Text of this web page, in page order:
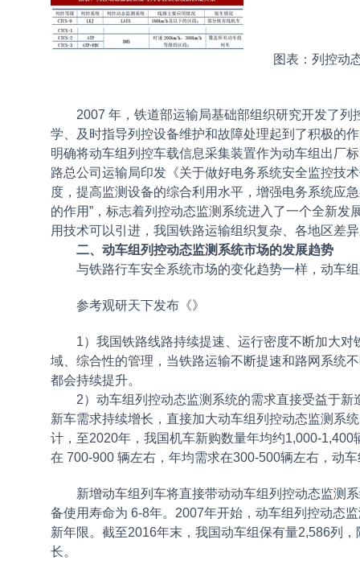
图表：列控动
2007 年，铁道部运输局基础部组织研究开发了列
学、及时指导列控设备维护和故障处理起到了积极的
明确将动车组列控车载信息采集装置作为动车组出厂
路总公司运输局印发《关于做好电务系统安全监控技
度，提高监测设备的综合利用水平，增强电务系统应
的作用”，标志着列控动态监测系统进入了一个全新
用技术可以引进，我国铁路运输组织复杂、各地区差
二、动车组列控动态监测系统市场的发展趋势
与铁路行车安全系统市场的变化趋势一样，动车组
参考观研天下发布《》
1）我国铁路线路持续提速、运行密度不断加大对
域、综合性的管理，当铁路运输不断提速和路网系统
都会持续提升。
2）动车组列控动态监测系统的需求直接受益于新
新车需求持续增长，直接加大动车组列控动态监测系
计，至2020年，我国机车新购数量年均约1,000-
在 700-900 辆左右，年均需求在300-500辆左右，动
新增动车组列车将直接带动动车组列控动态监测系
备使用寿命为 6-8年。2007年开始，动车组列控动态
新年限。截至2016年末，我国动车组保有量2,586列
长。